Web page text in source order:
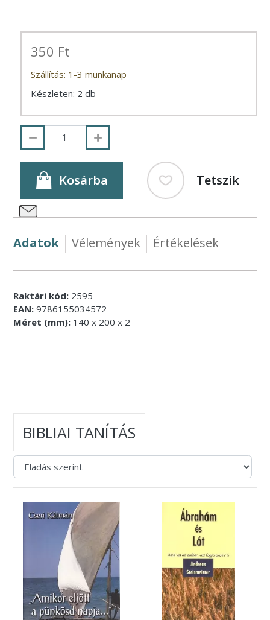
350 Ft
Szállítás: 1-3 munkanap
Készleten: 2 db
Kosárba Tetszik
Adatok Vélemények Értékelések
Raktári kód: 2595
EAN: 9786155034572
Méret (mm): 140 x 200 x 2
BIBLIAI TANÍTÁS